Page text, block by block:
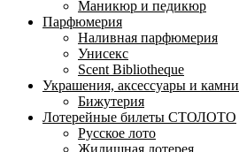
Маникюр и педикюр
Парфюмерия
Наливная парфюмерия
Унисекс
Scent Bibliotheque
Украшения, аксессуары и камни
Бижутерия
Лотерейные билеты СТОЛОТО
Русское лото
Жилищная лотерея